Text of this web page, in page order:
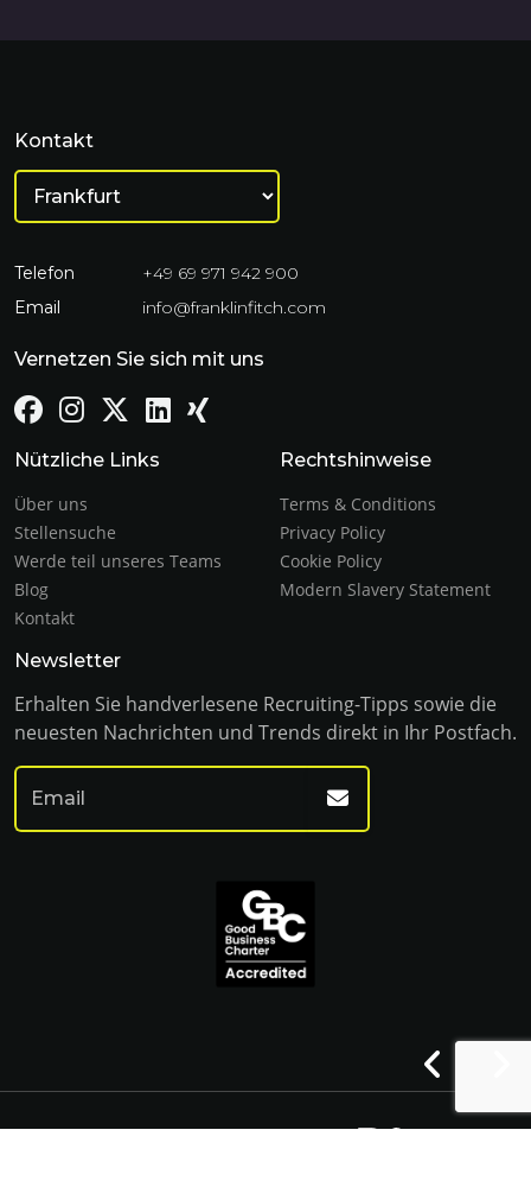
Kontakt
Telefon
+49 69 971 942 900
Email
info@franklinfitch.com
Vernetzen Sie sich mit uns
Nützliche Links
Über uns
Stellensuche
Werde teil unseres Teams
Blog
Kontakt
Rechtshinweise
Terms & Conditions
Privacy Policy
Cookie Policy
Modern Slavery Statement
Newsletter
Erhalten Sie handverlesene Recruiting-Tipps sowie die
neuesten Nachrichten und Trends direkt in Ihr Postfach.